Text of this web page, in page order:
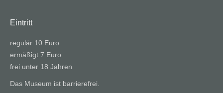
Eintritt
regulär 10 Euro
ermäßigt 7 Euro
frei unter 18 Jahren
Das Museum ist barrierefrei.